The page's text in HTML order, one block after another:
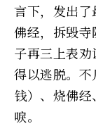
言下，发出
佛经，拆毁
子再三上表
得以逃脱。
钱）、烧佛
唳。